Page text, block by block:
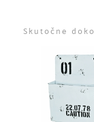
Skutočne